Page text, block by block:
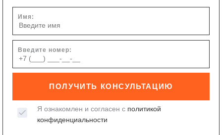
Имя:
Введите номер:
ПОЛУЧИТЬ КОНСУЛЬТАЦИЮ
Я ознакомлен и согласен с политикой
конфиденциальности